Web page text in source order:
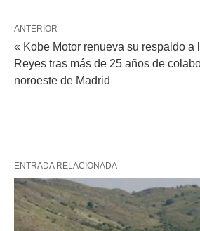
ANTERIOR
« Kobe Motor renueva su respaldo a
Reyes tras más de 25 años de
noroeste de Madrid
ENTRADA RELACIONADA